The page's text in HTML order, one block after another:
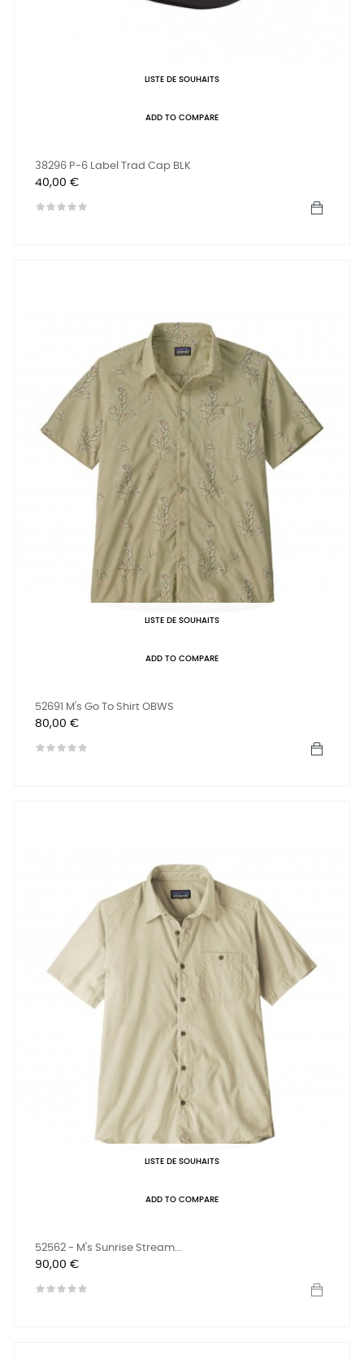
LISTE DE SOUHAITS
ADD TO COMPARE
38296 P-6 Label Trad Cap BLK
Prix
40,00 €
LISTE DE SOUHAITS
ADD TO COMPARE
52691 M's Go To Shirt OBWS
Prix
80,00 €
LISTE DE SOUHAITS
ADD TO COMPARE
52562 - M's Sunrise Stream...
Prix
90,00 €